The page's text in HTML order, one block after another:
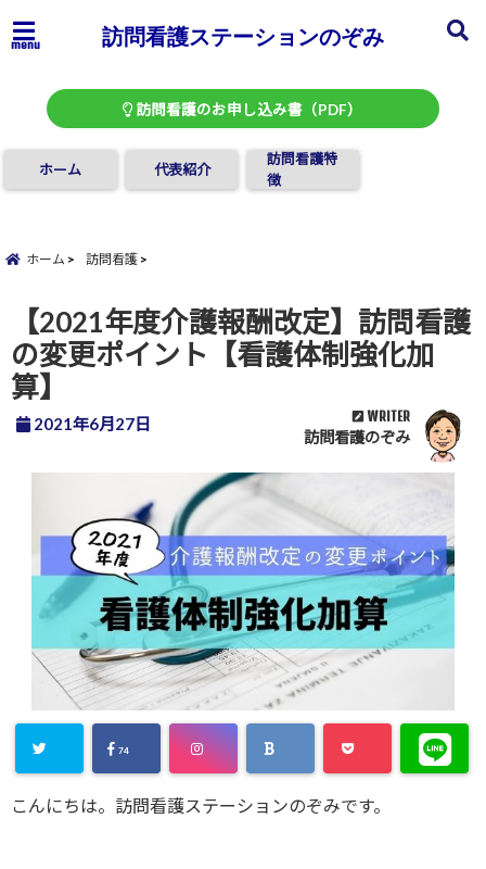
menu 訪問看護ステーションのぞみ
訪問看護のお申し込み書（PDF）
ホーム 代表紹介
訪問看護特
徴
ホーム 訪問看護
【2021年度介護報酬改定】訪問看護
の変更ポイント【看護体制強化加
算】
2021年6月27日 WRITER
訪問看護のぞみ
74
こんにちは。訪問看護ステーションのぞみです。